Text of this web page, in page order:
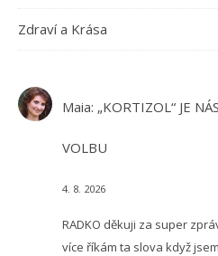
Zdraví a Krása
Maia: „KORTIZOL“ JE
VOLBU
4. 8. 2026
RADKO děkuji za super
více říkám ta slova když